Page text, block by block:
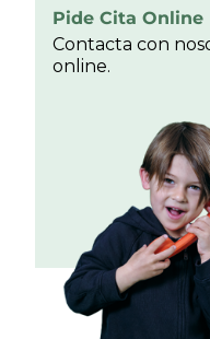
Pide Cita Online
Contacta con
online.